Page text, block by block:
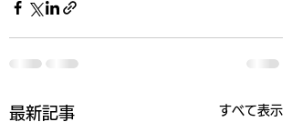
最新記事 すべて表示